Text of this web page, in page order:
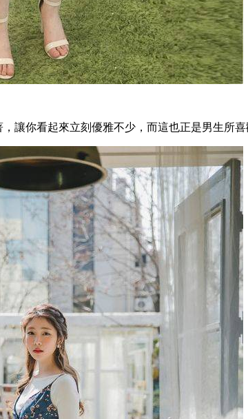
讓你看起來立刻優雅不少，而這也正是男生所喜